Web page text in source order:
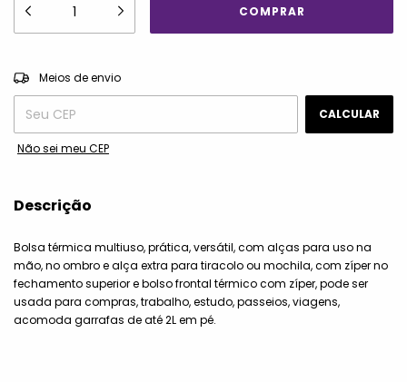
Entregas para o CEP:
Meios de envio
CALCULAR
Não sei meu CEP
Descrição
Bolsa térmica multiuso, prática, versátil, com alças para uso na
mão, no ombro e alça extra para tiracolo ou mochila, com zíper no
fechamento superior e bolso frontal térmico com zíper, pode ser
usada para compras, trabalho, estudo, passeios, viagens,
acomoda garrafas de até 2L em pé.